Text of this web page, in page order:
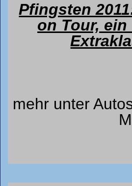
Pfingsten
on Tour,
mehr unter
M